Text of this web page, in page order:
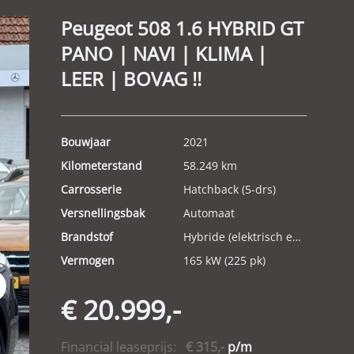
Peugeot 508 1.6 HYBRID GT
PANO | NAVI | KLIMA |
LEER | BOVAG !!
Bouwjaar
2021
Kilometerstand
58.249 km
Carrosserie
Hatchback (5-drs)
Versnellingsbak
Automaat
Brandstof
Hybride (elektrisch en benzine)
Vermogen
165 kW (225 pk)
€ 20.999,-
Financial leaseprijs: € 315,- p/m